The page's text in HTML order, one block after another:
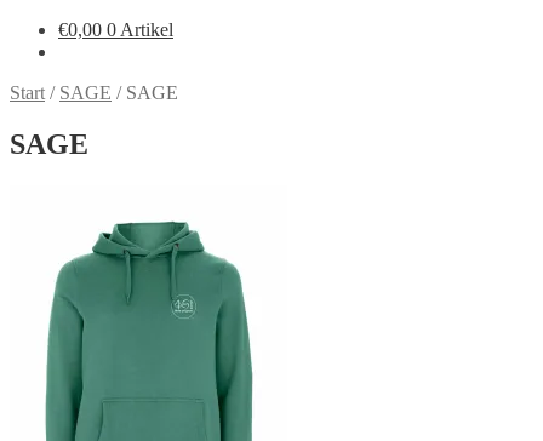
€0,00 0 Artikel
Start / SAGE / SAGE
SAGE